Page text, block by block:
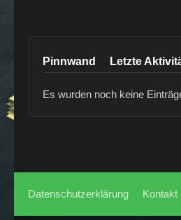
Pinnwand Letzte
Es wurden noch keine
Datenschutzerklärung Kontakt